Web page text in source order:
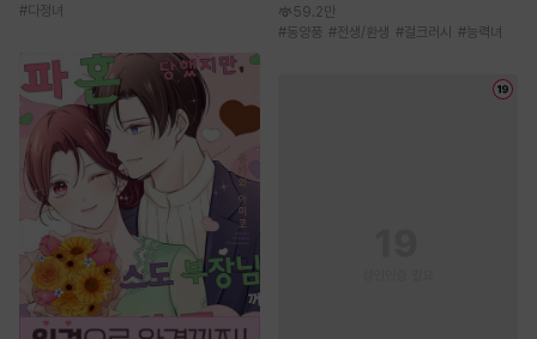
#다정녀
59.2만
#동양풍 #전생/환생 #걸크러시 #능력녀